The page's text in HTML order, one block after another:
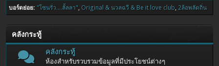
บอร์ดย่อย "โซนรั่ว....ลั้ลลา" Original & นวลฉวี & Be it love club 2ล้อพลัดถิ่น
คลังกระทู้
คลังกระทู้
ห้องสำหรับรวบรวมข้อมูลที่มีประโยชน์ต่างๆ